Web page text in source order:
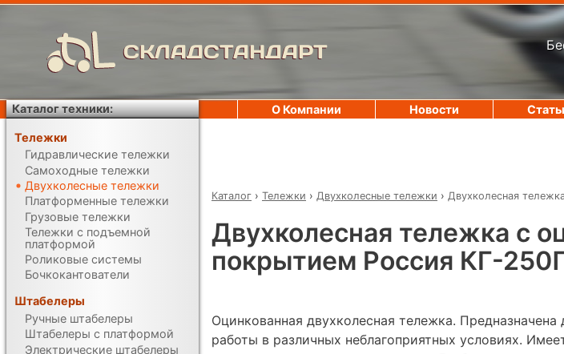
СКЛАДСТАНДАРТ
Каталог › Тележки › Двухколесные тележки › Двухколесная
Двухколесная тележка с
покрытием Россия КГ-
Оцинкованная двухколесная тележка. Предназначена
работы в различных неблагоприятных условиях.
О Компании Новости
Каталог техники:
Тележки
Гидравлические тележки
Самоходные тележки
Двухколесные тележки
Платформенные тележки
Грузовые тележки
Тележки с подъемной
платформой
Роликовые системы
Бочкокантователи
Штабелеры
Ручные штабелеры
Штабелеры с платформой
Электрические штабелеры